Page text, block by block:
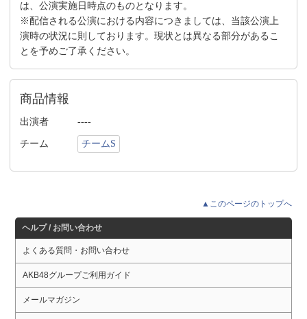
は、公演実施日時点のものとなります。
※配信される公演における内容につきましては、当該公演上
演時の状況に則しております。現状とは異なる部分があるこ
とを予めご了承ください。
商品情報
出演者 ----
チーム チームS
▲このページのトップへ
ヘルプ / お問い合わせ
よくある質問・お問い合わせ
AKB48グループご利用ガイド
メールマガジン